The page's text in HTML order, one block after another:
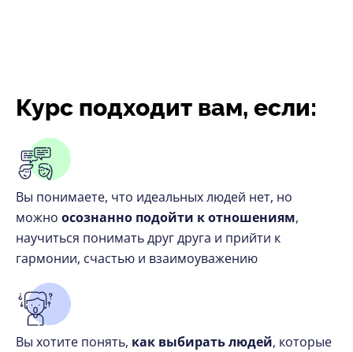
Курс подходит вам, если:
Вы понимаете, что идеальных людей нет, но
можно осознанно подойти к отношениям,
научиться понимать друг друга и прийти к
гармонии, счастью и взаимоуважению
Вы хотите понять, как выбирать людей, которые